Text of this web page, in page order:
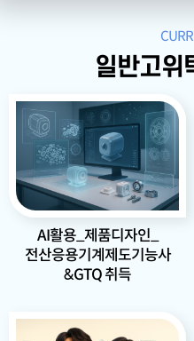
일반고위
AI활용_제품디자인_
전산응용기계제도기능사
&GTQ 취득